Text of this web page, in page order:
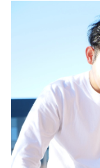
イベント・セミナー
就活成功ガイド
個人向けプラン
法人向けプラン
再チャレンジ結果一